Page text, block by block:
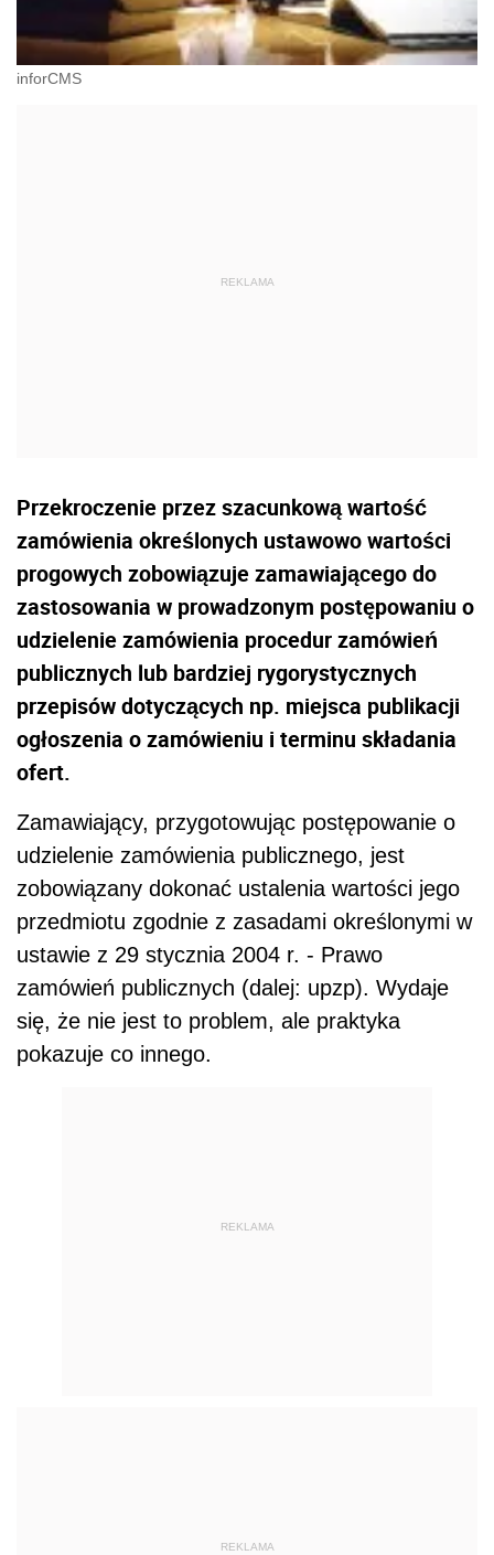
inforCMS
Przekroczenie przez szacunkową wartość
zamówienia określonych ustawowo wartości
progowych zobowiązuje zamawiającego do
zastosowania w prowadzonym postępowaniu o
udzielenie zamówienia procedur zamówień
publicznych lub bardziej rygorystycznych
przepisów dotyczących np. miejsca publikacji
ogłoszenia o zamówieniu i terminu składania
ofert.
Zamawiający, przygotowując postępowanie o
udzielenie zamówienia publicznego, jest
zobowiązany dokonać ustalenia wartości jego
przedmiotu zgodnie z zasadami określonymi w
ustawie z 29 stycznia 2004 r. - Prawo
zamówień publicznych (dalej: upzp). Wydaje
się, że nie jest to problem, ale praktyka
pokazuje co innego.
REKLAMA
REKLAMA